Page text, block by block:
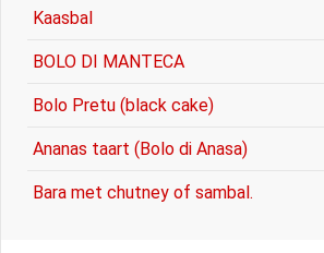
Kaasbal
BOLO DI MANTECA
Bolo Pretu (black cake)
Ananas taart (Bolo di Anasa)
Bara met chutney of sambal.